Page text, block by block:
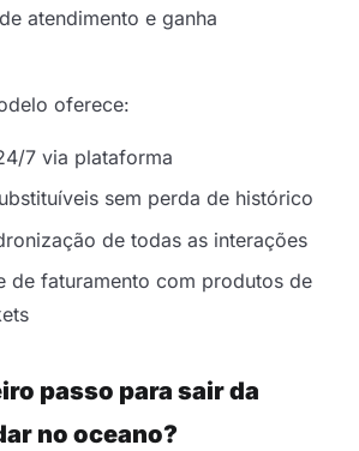
atendimento e ganha
oferece:
7 via plataforma
sem perda de histórico
de todas as interações
de faturamento com produtos de
passo para sair da
no oceano?